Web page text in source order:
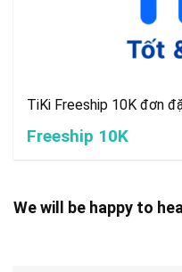
TiKi Freeship 10K đơn
Freeship 10K
We will be happy to